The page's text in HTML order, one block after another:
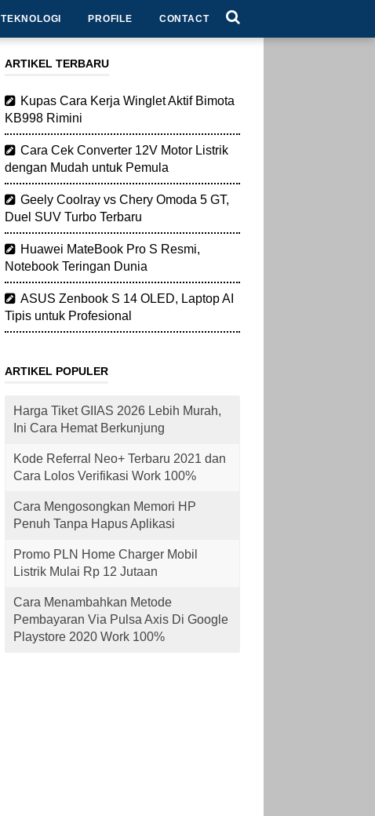
TEKNOLOGI PROFILE CONTACT
ARTIKEL TERBARU
Kupas Cara Kerja Winglet Aktif Bimota
KB998 Rimini
Cara Cek Converter 12V Motor Listrik
dengan Mudah untuk Pemula
Geely Coolray vs Chery Omoda 5 GT,
Duel SUV Turbo Terbaru
Huawei MateBook Pro S Resmi,
Notebook Teringan Dunia
ASUS Zenbook S 14 OLED, Laptop AI
Tipis untuk Profesional
ARTIKEL POPULER
Harga Tiket GIIAS 2026 Lebih Murah,
Ini Cara Hemat Berkunjung
Kode Referral Neo+ Terbaru 2021 dan
Cara Lolos Verifikasi Work 100%
Cara Mengosongkan Memori HP
Penuh Tanpa Hapus Aplikasi
Promo PLN Home Charger Mobil
Listrik Mulai Rp 12 Jutaan
Cara Menambahkan Metode
Pembayaran Via Pulsa Axis Di Google
Playstore 2020 Work 100%